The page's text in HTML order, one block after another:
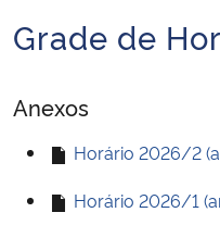
Ministério da Infraestrutura
Ministério da Agricultura, Pecuária
Ministério da Educação
Início do conteúdo
Grade de
Anexos
Horário 2026/2
Horário 2026/1